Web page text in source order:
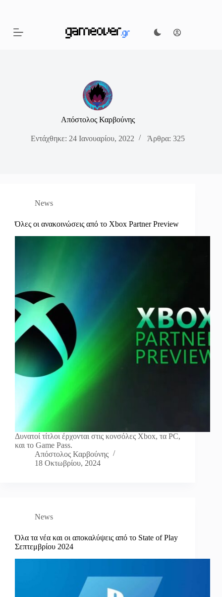
Απόστολος Καρβούνης
Εντάχθηκε: 24 Ιανουαρίου, 2022 Άρθρα: 325
News
Όλες οι ανακοινώσεις από το Xbox Partner Preview
Δυνατοί τίτλοι έρχονται στις κονσόλες Xbox, τα PC,
και το Game Pass.
Απόστολος Καρβούνης
18 Οκτωβρίου, 2024
News
Όλα τα νέα και οι αποκαλύψεις από το State of Play
Σεπτεμβρίου 2024